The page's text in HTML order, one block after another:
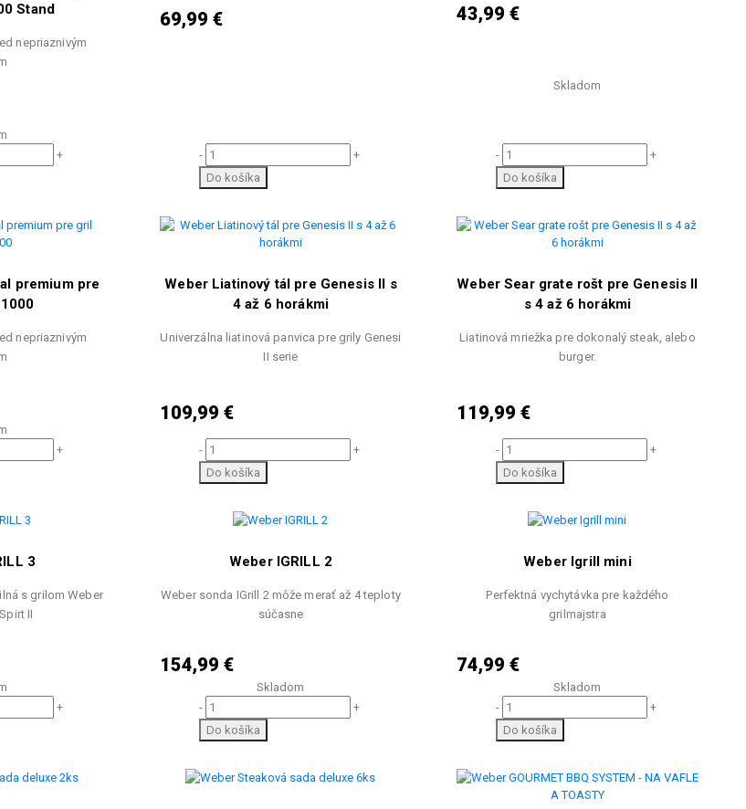
Stand
nepriaznivým
+
69,99 €
-
+
Do košíka
43,99 €
Skladom
-
+
Do košíka
premium pre
nepriaznivým
+
Weber Liatinový tál pre Genesis II s
4 až 6 horákmi
Univerzálna liatinová panvica pre grily Genesi
II serie
109,99 €
-
+
Do košíka
Weber Sear grate rošt pre Genesis II
s 4 až 6 horákmi
Liatinová mriežka pre dokonalý steak, alebo
burger.
119,99 €
-
+
Do košíka
3
s grilom Weber
II
+
Weber IGRILL 2
Weber sonda IGrill 2 môže merať až 4 teploty
súčasne
154,99 €
Skladom
-
+
Do košíka
Weber Igrill mini
Perfektná vychytávka pre každého
grilmajstra
74,99 €
Skladom
-
+
Do košíka